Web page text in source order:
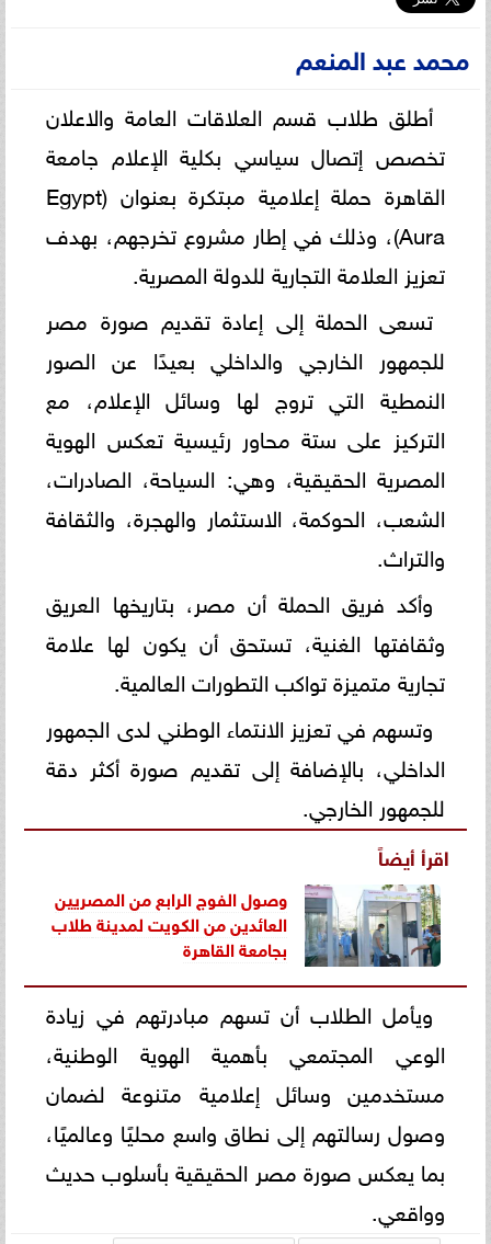
محمد عبد المنعم
أطلق طلاب قسم العلاقات العامة والاعلان
تخصص إتصال سياسي بكلية الإعلام جامعة
القاهرة حملة إعلامية مبتكرة بعنوان (Egypt
Aura)، وذلك في إطار مشروع تخرجهم، بهدف
تعزيز العلامة التجارية للدولة المصرية.
تسعى الحملة إلى إعادة تقديم صورة مصر
للجمهور الخارجي والداخلي بعيدًا عن الصور
النمطية التي تروج لها وسائل الإعلام، مع
التركيز على ستة محاور رئيسية تعكس الهوية
المصرية الحقيقية، وهي: السياحة، الصادرات،
الشعب، الحوكمة، الاستثمار والهجرة، والثقافة
والتراث.
وأكد فريق الحملة أن مصر، بتاريخها العريق
وثقافتها الغنية، تستحق أن يكون لها علامة
تجارية متميزة تواكب التطورات العالمية.
وتسهم في تعزيز الانتماء الوطني لدى الجمهور
الداخلي، بالإضافة إلى تقديم صورة أكثر دقة
للجمهور الخارجي.
اقرأ أيضاً
وصول الفوج الرابع من المصريين
العائدين من الكويت لمدينةطلاب
بجامعة القاهرة
ويأمل الطلاب أن تسهم مبادرتهم في زيادة
الوعي المجتمعي بأهمية الهوية الوطنية،
مستخدمين وسائل إعلامية متنوعة لضمان
وصول رسالتهم إلى نطاق واسع محليًا وعالميًا،
بما يعكس صورة مصر الحقيقية بأسلوب حديث
وواقعي.